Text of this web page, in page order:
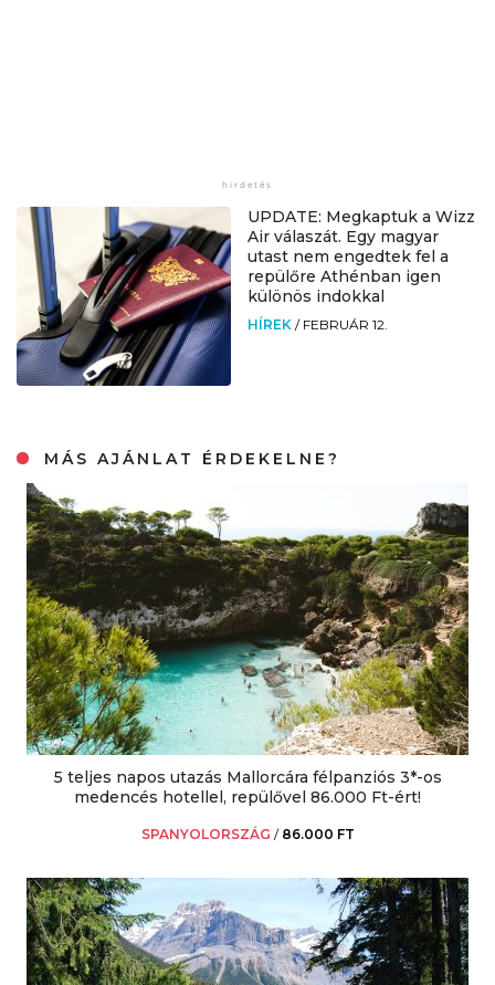
UPDATE: Megkaptuk a Wizz
Air válaszát. Egy magyar
utast nem engedtek fel a
repülőre Athénban igen
különös indokkal
HÍREK / FEBRUÁR 12.
MÁS AJÁNLAT ÉRDEKELNE?
5 teljes napos utazás Mallorcára félpanziós 3*-os
medencés hotellel, repülővel 86.000 Ft-ért!
SPANYOLORSZÁG / 86.000 FT